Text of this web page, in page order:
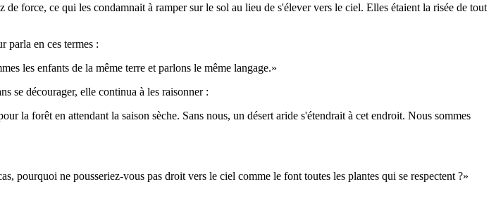
force, ce qui les condamnait à ramper sur le sol au lieu de s'élever vers le ciel. Elles étaient la risée de tout
parla en ces termes :
les enfants de la même terre et parlons le même langage.»
se décourager, elle continua à les raisonner :
la forêt en attendant la saison sèche. Sans nous, un désert aride s'étendrait à cet endroit. Nous sommes
pourquoi ne pousseriez-vous pas droit vers le ciel comme le font toutes les plantes qui se respectent ?»